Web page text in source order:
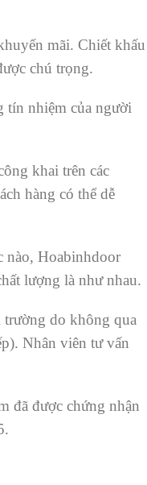
mãi. Chiết khấu
chú trọng.
tín nhiệm của người
khai trên các
hàng có thể dễ
nào, Hoabinhdoor
lượng là như nhau.
do không qua
Nhân viên tư vấn
đã được chứng nhận